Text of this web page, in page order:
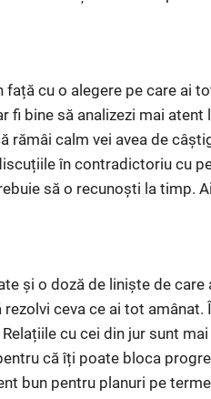
față cu o alegere pe care ai
fi bine să analizezi mai
rămâi calm vei avea de
în contradictoriu cu
să o recunoști la timp.
și o doză de liniște de
ceva ce ai tot amânat.
cu cei din jur sunt
că îți poate bloca
bun pentru planuri pe